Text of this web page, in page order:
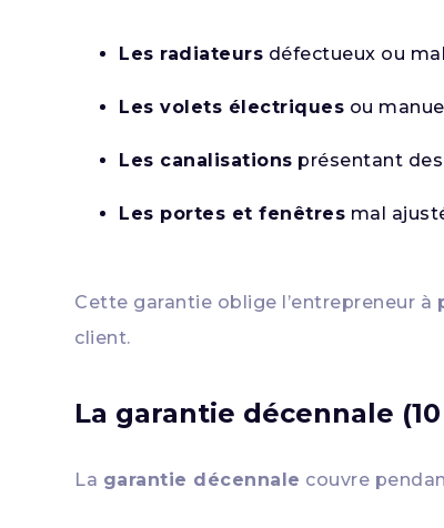
Les radiateurs défectueux ou
Les volets électriques ou
Les canalisations présentant
Les portes et fenêtres mal
Cette garantie oblige l’entrepreneur à
client.
La garantie décennale
La garantie décennale couvre